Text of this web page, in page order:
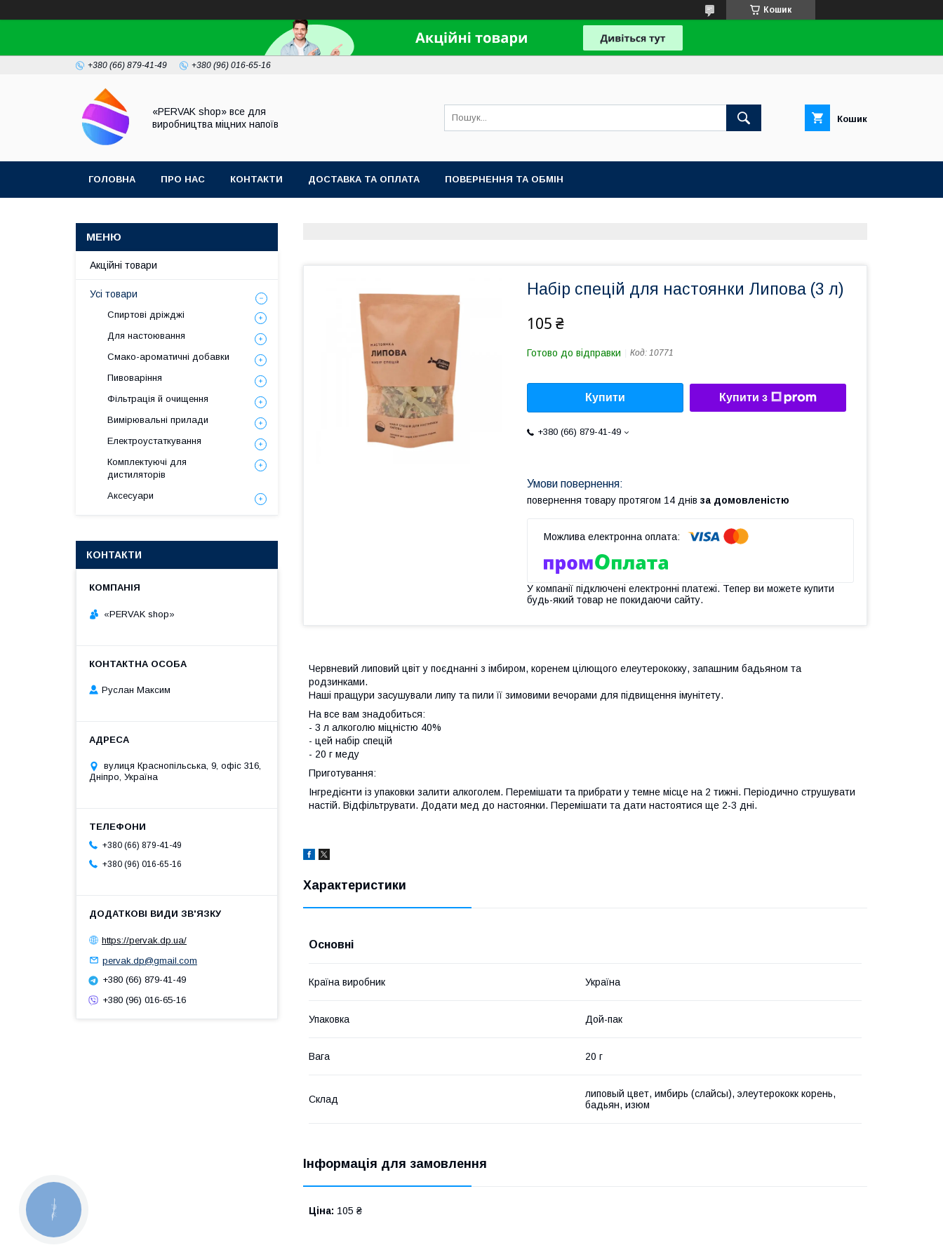
Кошик
+380 (66) 879-41-49 +380 (96) 016-65-16
«PERVAK shop» все для
виробництва міцних напоїв
Кошик
ГОЛОВНА ПРО НАС КОНТАКТИ ДОСТАВКА ТА ОПЛАТА ПОВЕРНЕННЯ ТА ОБМІН
Набір спецій для настоянки Липова (3 л)
105 ₴
Готово до відправки Код: 10771
Купити Купити з
+380 (66) 879-41-49
повернення товару протягом 14 днів за домовленістю
У компанії підключені електронні платежі. Тепер ви можете купити
будь-який товар не покидаючи сайту.
Червневий липовий цвіт у поєднанні з імбиром, коренем цілющого елеутерококку, запашним бадьяном та
родзинками.
Наші пращури засушували липу та пили її зимовими вечорами для підвищення імунітету.
На все вам знадобиться:
- 3 л алкоголю міцністю 40%
- цей набір спецій
- 20 г меду
Приготування:
Інгредієнти із упаковки залити алкоголем. Перемішати та прибрати у темне місце на 2 тижні. Періодично струшувати
настій. Відфільтрувати. Додати мед до настоянки. Перемішати та дати настоятися ще 2-3 дні.
Характеристики
Основні
Країна виробник Україна
Упаковка Дой-пак
Вага 20 г
Склад
липовый цвет, имбирь (слайсы), элеутерококк корень,
бадьян, изюм
Інформація для замовлення
Ціна: 105 ₴
Акційні товари
Усі товари
Спиртові дріжджі
Для настоювання
Смако-ароматичні добавки
Пивоваріння
Фільтрація й очищення
Вимірювальні прилади
Електроустаткування
Комплектуючі для
дистиляторів
Аксесуари
КОНТАКТИ
«PERVAK shop»
Руслан Максим
вулиця Краснопільська, 9, офіс 316,
Дніпро, Україна
+380 (66) 879-41-49
+380 (96) 016-65-16
https://pervak.dp.ua/
pervak.dp@gmail.com
+380 (66) 879-41-49
+380 (96) 016-65-16
КНОПКА
ЗВ'ЯЗКУ